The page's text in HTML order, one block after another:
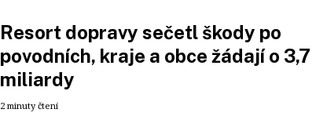
Resort dopravy sečetl škody po
povodních, kraje a obce žádají o 3,7
miliardy
2 minuty čtení